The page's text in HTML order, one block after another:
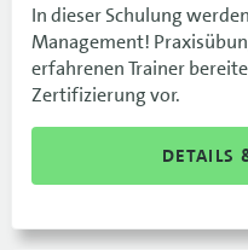
In dieser Schulung
Management!
erfahrenen Trainer
Zertifizierung vor.
DETAILS